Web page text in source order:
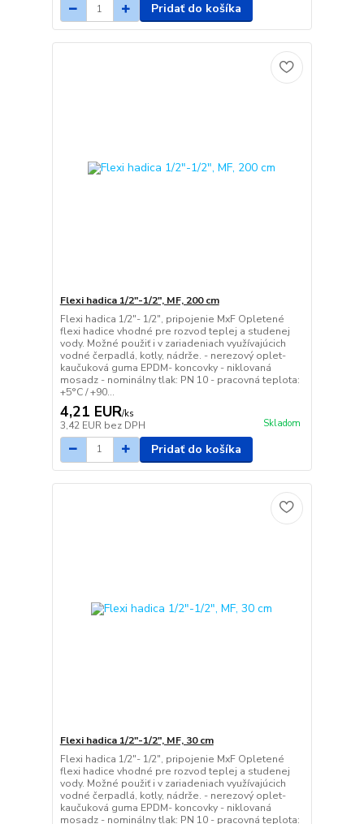
Pridať do košíka
Flexi hadica 1/2"-1/2", MF, 200 cm
Flexi hadica 1/2"- 1/2", pripojenie MxF Opletené
flexi hadice vhodné pre rozvod teplej a studenej
vody. Možné použiť i v zariadeniach využívajúcich
vodné čerpadlá, kotly, nádrže. - nerezový oplet-
kaučuková guma EPDM- koncovky - niklovaná
mosadz - nominálny tlak: PN 10 - pracovná teplota:
+5°C / +90...
4,21 EUR/ks
3,42 EUR bez DPH Skladom
Pridať do košíka
Flexi hadica 1/2"-1/2", MF, 30 cm
Flexi hadica 1/2"- 1/2", pripojenie MxF Opletené
flexi hadice vhodné pre rozvod teplej a studenej
vody. Možné použiť i v zariadeniach využívajúcich
vodné čerpadlá, kotly, nádrže. - nerezový oplet-
kaučuková guma EPDM- koncovky - niklovaná
mosadz - nominálny tlak: PN 10 - pracovná teplota: